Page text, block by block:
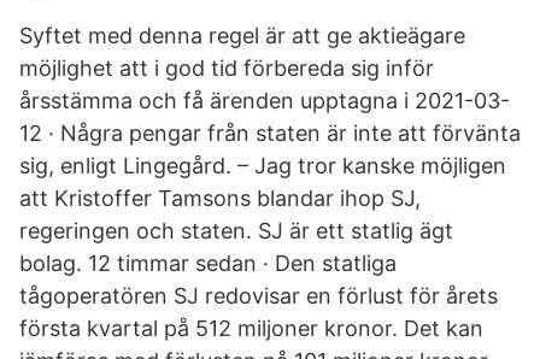
Syftet med denna regel är att ge aktieägare
möjlighet att i god tid förbereda sig inför
årsstämma och få ärenden upptagna i 2021-03-
12 · Några pengar från staten är inte att förvänta
sig, enligt Lingegård. – Jag tror kanske möjligen
att Kristoffer Tamsons blandar ihop SJ,
regeringen och staten. SJ är ett statlig ägt
bolag. 12 timmar sedan · Den statliga
tågoperatören SJ redovisar en förlust för årets
första kvartal på 512 miljoner kronor. Det kan